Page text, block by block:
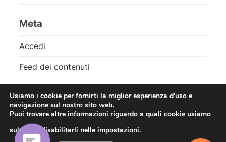
Meta
Accedi
Feed dei contenuti
WordPress.org
Usiamo i cookie per fornirti la miglior esperienza d'uso e
navigazione sul nostro sito web.
Puoi trovare altre informazioni riguardo a quali cookie usiamo
sul sito o disabilitarli nelle impostazioni.